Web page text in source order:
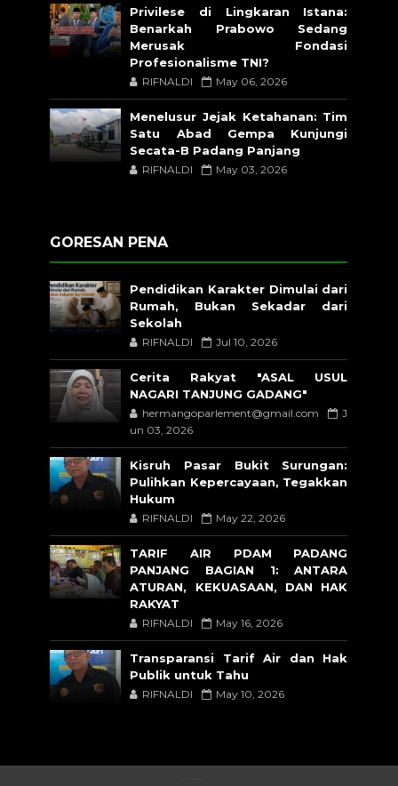
Privilese di Lingkaran Istana:
Benarkah Prabowo Sedang
Merusak Fondasi
Profesionalisme TNI?
RIFNALDI May 06, 2026
Menelusur Jejak Ketahanan: Tim
Satu Abad Gempa Kunjungi
Secata-B Padang Panjang
RIFNALDI May 03, 2026
GORESAN PENA
Pendidikan Karakter Dimulai dari
Rumah, Bukan Sekadar dari
Sekolah
RIFNALDI Jul 10, 2026
Cerita Rakyat "ASAL USUL
NAGARI TANJUNG GADANG"
hermangoparlement@gmail.com
J
un 03, 2026
Kisruh Pasar Bukit Surungan:
Pulihkan Kepercayaan, Tegakkan
Hukum
RIFNALDI May 22, 2026
TARIF AIR PDAM PADANG
PANJANG BAGIAN 1: ANTARA
ATURAN, KEKUASAAN, DAN HAK
RAKYAT
RIFNALDI May 16, 2026
Transparansi Tarif Air dan Hak
Publik untuk Tahu
RIFNALDI May 10, 2026